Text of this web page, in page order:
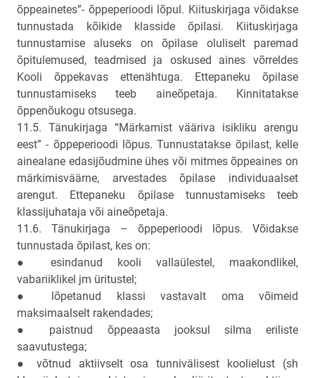
õppeainetes”- õppeperioodi lõpul. Kiituskirjaga võidakse
tunnustada kõikide klasside õpilasi. Kiituskirjaga
tunnustamise aluseks on õpilase oluliselt paremad
õpitulemused, teadmised ja oskused aines võrreldes
Kooli õppekavas ettenähtuga. Ettepaneku õpilase
tunnustamiseks teeb aineõpetaja. Kinnitatakse
õppenõukogu otsusega.
11.5. Tänukirjaga “Märkamist vääriva isikliku arengu
eest” - õppeperioodi lõpus. Tunnustatakse õpilast, kelle
ainealane edasijõudmine ühes või mitmes õppeaines on
märkimisväärne, arvestades õpilase individuaalset
arengut. Ettepaneku õpilase tunnustamiseks teeb
klassijuhataja või aineõpetaja.
11.6. Tänukirjaga – õppeperioodi lõpus. Võidakse
tunnustada õpilast, kes on:
● esindanud kooli vallaülestel, maakondlikel,
vabariiklikel jm üritustel;
● lõpetanud klassi vastavalt oma võimeid
maksimaalselt rakendades;
● paistnud õppeaasta jooksul silma eriliste
saavutustega;
● võtnud aktiivselt osa tunnivälisest koolielust (sh